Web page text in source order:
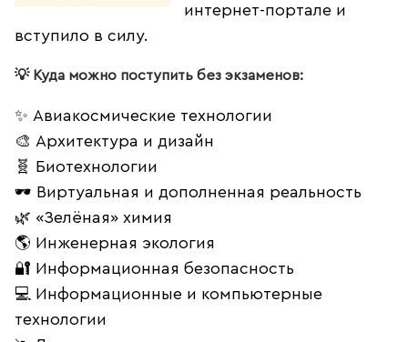
интернет-портале и
вступило в силу.
💡 Куда можно поступить без экзаменов:
✨ Авиакосмические технологии
🎨 Архитектура и дизайн
🧬 Биотехнологии
🕶️ Виртуальная и дополненная реальность
🌿 «Зелёная» химия
🌎 Инженерная экология
🔐 Информационная безопасность
💻 Информационные и компьютерные
технологии